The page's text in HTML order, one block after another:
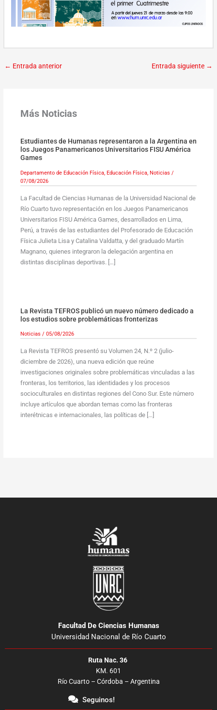
← Entrada anterior Entrada siguiente →
Más Noticias
Estudiantes de Humanas representaron a la Argentina en
los Juegos Panamericanos Universitarios FISU América
Games
Departamento de Educación Física, Educación Física, Noticias /
07/08/2026
La Facultad de Ciencias Humanas de la Universidad Nacional de
Río Cuarto tuvo representación en los Juegos Panamericanos
Universitarios FISU América Games, desarrollados en Lima,
Perú, a través de las estudiantes del Profesorado de Educación
Física Julieta Lisa y Catalina Valdatta, y del graduado Martín
Magnano, quienes integraron la delegación argentina en
distintas disciplinas deportivas. […]
La Revista TEFROS publicó un nuevo número dedicado a
los estudios sobre problemáticas fronterizas
Noticias / 05/08/2026
La Revista TEFROS presentó su Volumen 24, N.º 2 (julio-
diciembre de 2026), una nueva edición que reúne
investigaciones originales sobre problemáticas vinculadas a las
fronteras, los territorios, las identidades y los procesos
socioculturales en distintas regiones del Cono Sur. Este número
incluye artículos que abordan temas como las fronteras
interétnicas e internacionales, las políticas de […]
Facultad De Ciencias Humanas
Universidad Nacional de Río Cuarto
Ruta Nac. 36
KM. 601
Río Cuarto – Córdoba – Argentina
Seguinos!